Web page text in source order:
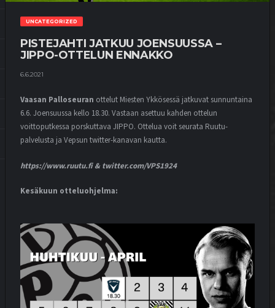
UNCATEGORIZED
PISTEJAHTI JATKUU JOENSUUSSA –
JIPPO-OTTELUN ENNAKKO
6.6.2021
Vaasan Palloseuran ottelut Miesten Ykkösessä jatkuvat sunnuntaina
6.6. Joensuussa kello 18.30. Vastaan asettuu kahden ottelun
voittoputkessa porskuttava JIPPO. Ottelua voit seurata Ruutu-
palvelusta ja Vepsun twitter-kanavan kautta.
https://www.ruutu.fi & twitter.com/VPS1924
Kesäkuun otteluohjelma: